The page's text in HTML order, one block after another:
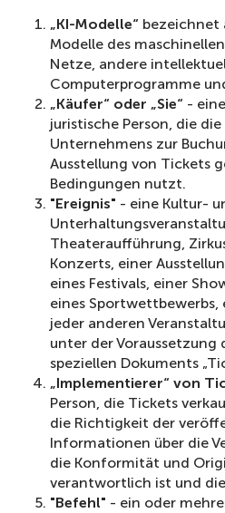
„KI-Modelle“ bezeichnet
Modelle des
Netze, andere
Computerprogramme
„Käufer“ oder „Sie“ -
juristische Person, die
Unternehmens zur
Ausstellung von Tickets
Bedingungen nutzt.
"Ereignis" - eine Kultur-
Theateraufführung,
Konzerts, einer
eines Festivals, einer
eines Sportwettbewerbs,
jeder anderen
unter der Voraussetzung
speziellen Dokuments
„Implementierer“ von
Person, die Tickets
die Richtigkeit der
Informationen über die
die Konformität und
verantwortlich ist und
"Befehl" - ein oder